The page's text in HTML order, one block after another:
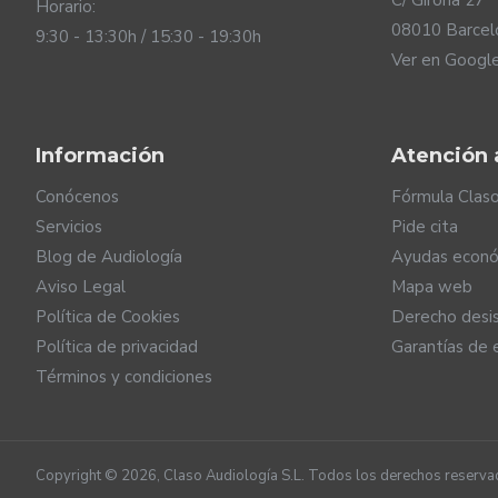
Lo último en conectividad
Los audífonos ReSound Core incorporan la última
calidad de sonido con el menor consumo. De esta
mensajes de audio, música, vídeo por streaming... Esta
generación de Bluetooth utiliza el protocolo de conexión
otro lado, el protocolo está diseñado para que en un
de aeropuertos...
Horario:
9:30 - 13:30h / 15:30 - 19:30h
08010
Ver en
Información
Conócenos
Servicios
Blog de Audiología
Aviso Legal
Política de Cookies
Política de privacidad
Términos y condiciones
Atención
Fórmula Claso
Pide cita
Ayudas
Mapa web
Derecho
Garantías de
Copyright © 2026, Claso Audiología S.L. Todos los derechos